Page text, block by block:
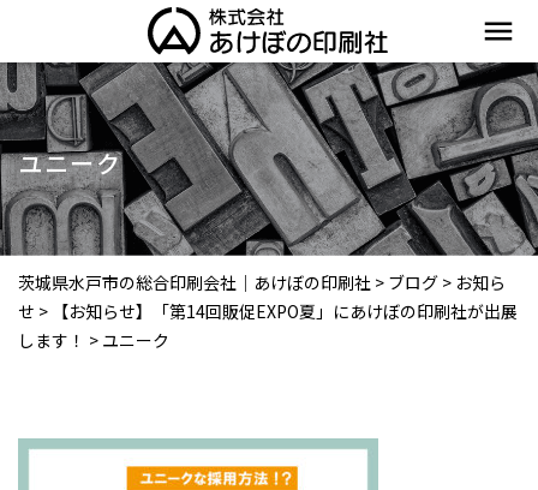
menu
ユニーク
茨城県水戸市の総合印刷会社｜あけぼの印刷社 > ブログ > お知ら
せ > 【お知らせ】「第14回販促EXPO夏」にあけぼの印刷社が出展
します！ > ユニーク